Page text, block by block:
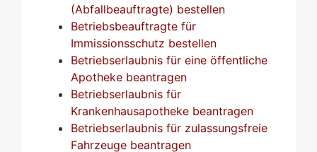
(Abfallbeauftragte) bestellen
Betriebsbeauftragte für
Immissionsschutz bestellen
Betriebserlaubnis für eine öffentliche
Apotheke beantragen
Betriebserlaubnis für
Krankenhausapotheke beantragen
Betriebserlaubnis für zulassungsfreie
Fahrzeuge beantragen